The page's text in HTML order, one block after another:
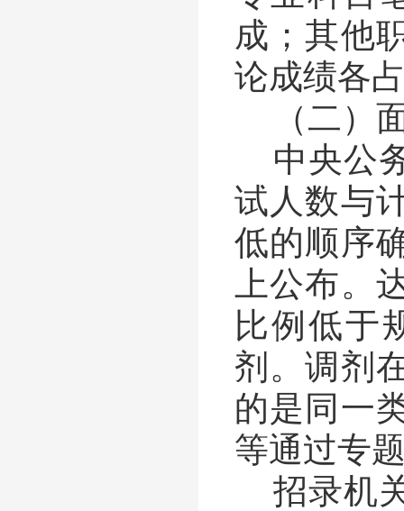
成；其他
论成绩各
（二）
中央公
试人数与
低的顺序
上公布。
比例低于
剂。调剂
的是同一
等通过专
招录机